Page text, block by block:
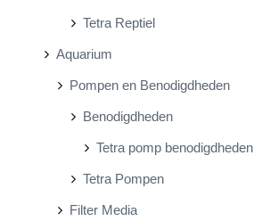
Tetra Reptiel
Aquarium
Pompen en Benodigdheden
Benodigdheden
Tetra pomp benodigdheden
Tetra Pompen
Filter Media